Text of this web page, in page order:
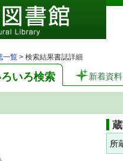
一覧 > 検索結果書誌詳細
いろ検索 新着資料
所